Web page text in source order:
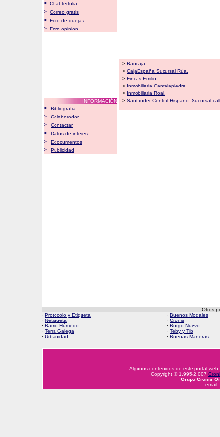
> Chat tertulia
> Correo gratis
> Foro de quejas
> Foro opinion
INFORMACIÓN
>
Bibliografia
>
Colaborador
>
Contactar
>
Datos de interes
>
Edocumentos
>
Publicidad
> Bancaja.
> CajaEspaña Sucursal Rúa.
> Fincas Emilio.
> Inmobiliaria Cantalapiedra.
> Inmobiliaria Roal.
> Santander Central Hispano. Sucursal
Otros
· Protocolo y Etiqueta · Buenos Modales
· Netiqueta · Cronis
· Barrio Húmedo · Burgo Nuevo
· Terra Galega · Teby y Tib
· Urbanidad · Buenas Maneras
Algunos contenidos de este portal
Copyright © 1.995-2.007
Grupo Cronis
email: